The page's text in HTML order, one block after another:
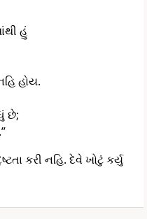
હું
હોય.
છે;
કરી નહિ. દેવે ખોટું કર્યુ